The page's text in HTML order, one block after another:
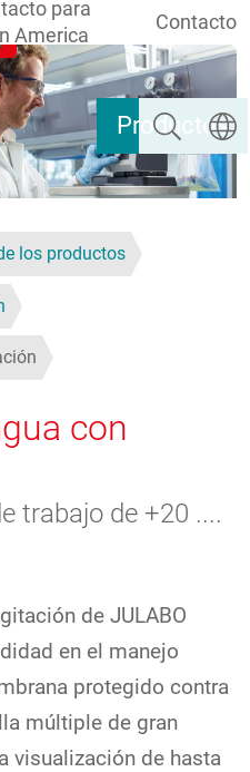
Productos
para
America
Contacto
Buscar
los productos
con
trabajo de +20 ....
de JULABO
en el manejo
protegido contra
múltiple de gran
visualización de hasta